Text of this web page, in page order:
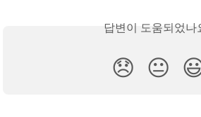
답변이 도움되었나
😞 😐